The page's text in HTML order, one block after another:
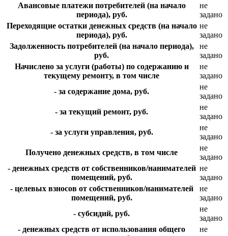
Авансовые платежи потребителей (на начало
периода), руб.
не
задано
Переходящие остатки денежных средств (на начало
периода), руб.
не
задано
Задолженность потребителей (на начало периода),
руб.
не
задано
Начислено за услуги (работы) по содержанию и
текущему ремонту, в том числе
не
задано
- за содержание дома, руб.
не
задано
- за текущий ремонт, руб.
не
задано
- за услуги управления, руб.
не
задано
Получено денежных средств, в том числе
не
задано
- денежных средств от собственников/нанимателей
помещений, руб.
не
задано
- целевых взносов от собственников/нанимателей
помещений, руб.
не
задано
- субсидий, руб.
не
задано
- денежных средств от использования общего
не